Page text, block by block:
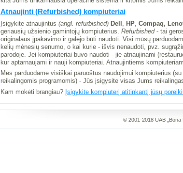
Atnaujinti (Refurbished) kompiuteriai
Įsigykite atnaujintus (angl. refurbished) Dell HP, Compaq,
geriausių užsienio gamintojų kompiuterius. Refurbished - tai
originalaus įpakavimo ir galėjo būti naudoti. Visi mūsų
kelių mėnesių senumo, o kai kurie - išvis nenaudoti, pvz.
parodoje. Jei kompiuteriai buvo naudoti - jie atnaujinami
kur aptarnaujami ir nauji kompiuteriai. Atnaujintiems
Mes parduodame visiškai paruoštus naudojimui kompiuterius
reikalingomis programomis) - Jūs įsigysite visas Jums
Kam mokėti brangiau? Įsigykite kompiuterį atitinkantį jūsų
© 2001-2018 UAB „Bona